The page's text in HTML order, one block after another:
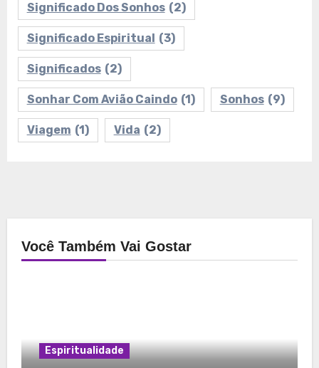
Significado Dos Sonhos (2)
Significado Espiritual (3)
Significados (2)
Sonhar Com Avião Caindo (1) Sonhos (9)
Viagem (1) Vida (2)
Você Também Vai Gostar
Espiritualidade